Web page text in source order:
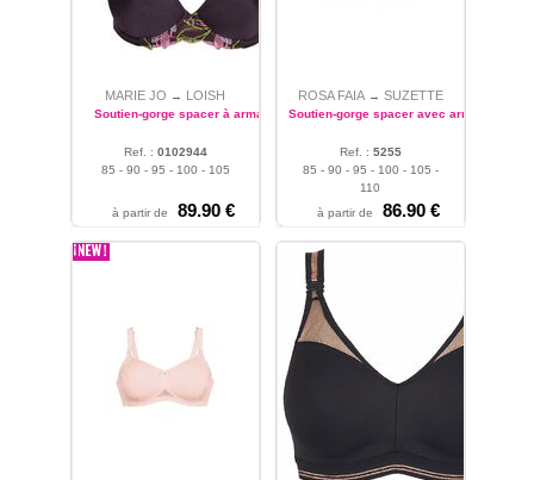
MARIE JO → LOISH
Soutien-gorge spacer à armatures
Ref. : 0102944
85 - 90 - 95 - 100 - 105
à partir de 89.90 €
ROSA FAIA → SUZETTE
Soutien-gorge spacer avec armatures
Ref. : 5255
85 - 90 - 95 - 100 - 105 -
110
à partir de
86.90 €